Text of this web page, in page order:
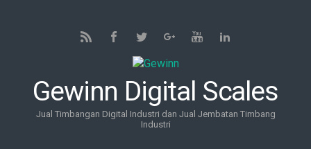
Gewinn Digital Scales
Jual Timbangan Digital Industri dan Jual Jembatan Timbang
Industri